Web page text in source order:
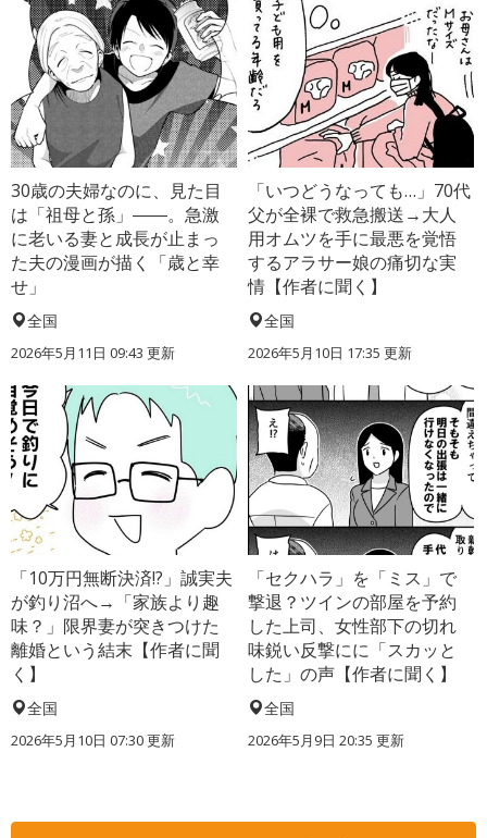
30歳の夫婦なのに、見た目
は「祖母と孫」――。急激
に老いる妻と成長が止まっ
た夫の漫画が描く「歳と幸
せ」
全国
2026年5月11日 09:43 更新
「いつどうなっても…」70代
父が全裸で救急搬送→大人
用オムツを手に最悪を覚悟
するアラサー娘の痛切な実
情【作者に聞く】
全国
2026年5月10日 17:35 更新
「10万円無断決済!?」誠実夫
が釣り沼へ→「家族より趣
味？」限界妻が突きつけた
離婚という結末【作者に聞
く】
全国
2026年5月10日 07:30 更新
「セクハラ」を「ミス」で
撃退？ツインの部屋を予約
した上司、女性部下の切れ
味鋭い反撃にに「スカッと
した」の声【作者に聞く】
全国
2026年5月9日 20:35 更新